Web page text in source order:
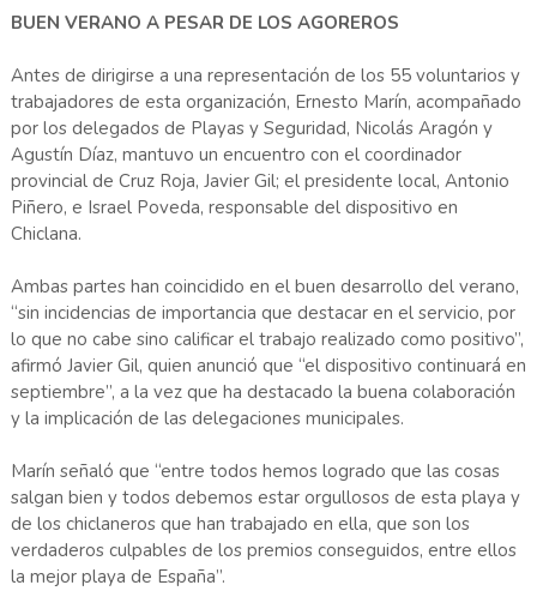
BUEN VERANO A PESAR DE LOS AGOREROS
Antes de dirigirse a una representación de los 55 voluntarios y
trabajadores de esta organización, Ernesto Marín, acompañado
por los delegados de Playas y Seguridad, Nicolás Aragón y
Agustín Díaz, mantuvo un encuentro con el coordinador
provincial de Cruz Roja, Javier Gil; el presidente local, Antonio
Piñero, e Israel Poveda, responsable del dispositivo en
Chiclana.
Ambas partes han coincidido en el buen desarrollo del verano,
“sin incidencias de importancia que destacar en el servicio, por
lo que no cabe sino calificar el trabajo realizado como positivo”,
afirmó Javier Gil, quien anunció que “el dispositivo continuará en
septiembre”, a la vez que ha destacado la buena colaboración
y la implicación de las delegaciones municipales.
Marín señaló que “entre todos hemos logrado que las cosas
salgan bien y todos debemos estar orgullosos de esta playa y
de los chiclaneros que han trabajado en ella, que son los
verdaderos culpables de los premios conseguidos, entre ellos
la mejor playa de España”.